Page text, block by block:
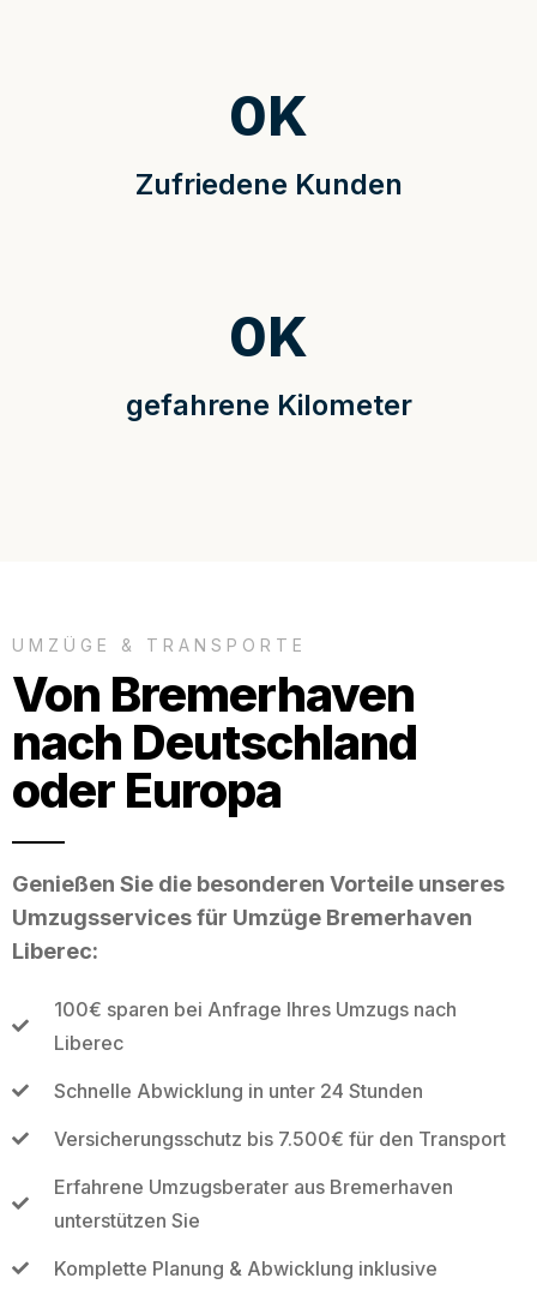
Zufriedene Kunden
0K
gefahrene Kilometer
0K
UMZÜGE & TRANSPORTE
Von Bremerhaven
nach Deutschland
oder Europa
Genießen Sie die besonderen Vorteile unseres
Umzugsservices für Umzüge Bremerhaven
Liberec:
100€ sparen bei Anfrage Ihres Umzugs nach
Liberec
Schnelle Abwicklung in unter 24 Stunden
Versicherungsschutz bis 7.500€ für den Transport
Erfahrene Umzugsberater aus Bremerhaven
unterstützen Sie
Komplette Planung & Abwicklung inklusive